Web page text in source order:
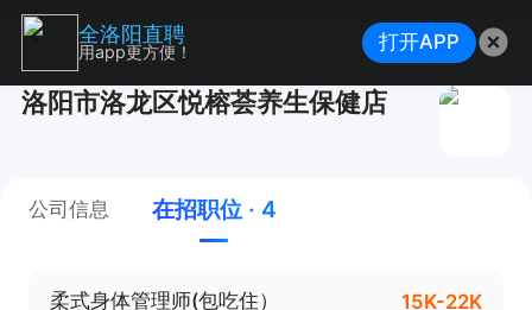
洛阳市洛龙区悦榕荟养生保健店
公司信息 在招职位 · 4
柔式身体管理师(包吃住） 15K-22K
全洛阳直聘
用app更方便！ 打开APP